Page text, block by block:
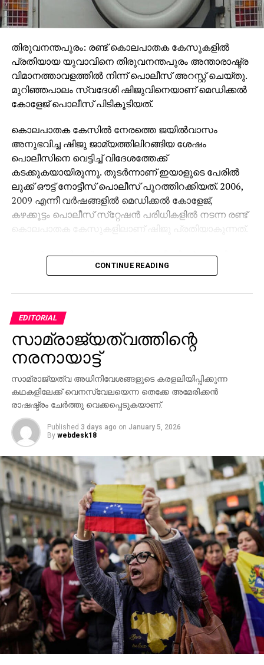
തിരുവനന്തപുരം: രണ്ട് കൊലപാതക കേസുകളില്‍
പ്രതിയായ യുവാവിനെ തിരുവനന്തപുരം അന്താരാഷ്ട്ര
വിമാനത്താവളത്തില്‍ നിന്ന് പൊലീസ് അറസ്റ്റ് ചെയ്തു.
മുറിഞ്ഞപാലം സ്വദേശി ഷിജുവിനെയാണ് മെഡിക്കല്‍
കോളേജ് പൊലീസ് പിടികൂടിയത്.
കൊലപാതക കേസില്‍ നേരത്തെ ജയില്‍വാസം
അനുഭവിച്ച ഷിജു ജാമ്യത്തിലിറങ്ങിയ ശേഷം
പൊലീസിനെ വെട്ടിച്ച് വിദേശത്തേക്ക്
കടക്കുകയായിരുന്നു. തുടര്‍ന്നാണ് ഇയാളുടെ പേരില്‍
ലുക്ക് ഔട്ട് നോട്ടീസ് പൊലീസ് പുറത്തിറക്കിയത്. 2006,
2009 എന്നീ വര്‍ഷങ്ങളില്‍ മെഡിക്കല്‍ കോളേജ്,
കഴക്കൂട്ടം പൊലീസ് സ്‌റ്റേഷന്‍ പരിധികളില്‍ നടന്ന രണ്ട്
കൊലപാതക കേസുകളിലാണ് ഷിജു പ്രതിയാകുന്നത്.
ഇയാള്‍ മെഡിക്കല്‍ കോളേജ് പൊലീസിന്റെ റൗഡി
ലിസ്റ്റിലുമുള്ളയാളാണ്. വിദേശത്തേക്ക് പോകാനുള്ള
വിമാനത്താവളത്തില്‍ വെച്ച് പൊലീസ് ഇയാളെ
പിടികൂടിയത്. പിടിയിലായ പ്രതിയെ
തുടര്‍നടപടികള്‍ക്കായി ബന്ധപ്പെട്ട പൊലീസ്
സ്‌റ്റേഷനിലേക്ക് കൈമാറി.
CONTINUE READING
EDITORIAL
സാമ്രാജ്യത്വത്തിന്റെ
നരനായാട്ട്
സാമ്രാജ്യത്വ അധിനിവേശങ്ങളുടെ കരളലിയിപ്പിക്കുന്ന
കഥകളിലേക്ക് വെനസ്വേലയെന്ന തെക്കേ അമേരിക്കന്‍
രാഷഷ്ട്രം ചേര്‍ത്തു വെക്കപ്പെടുകയാണ്.
Published 3 days ago on January 5, 2026
By webdesk18